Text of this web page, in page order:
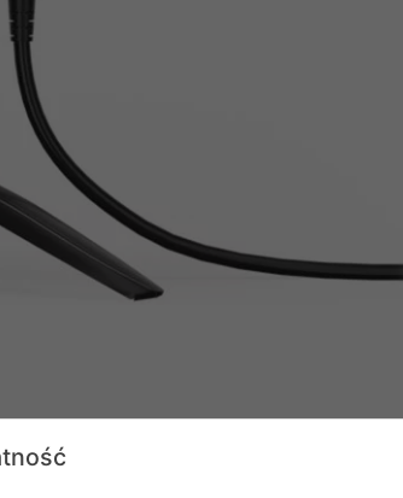
Ten mikrofon elegancko zbiera głos z
i zapewnia pełne niuansów